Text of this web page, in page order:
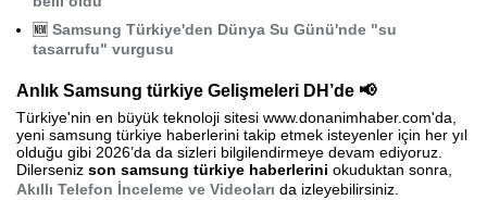
🆕 Samsung Türkiye'den Dünya Su Günü'nde "su
tasarrufu" vurgusu
Anlık Samsung türkiye Gelişmeleri DH’de 📢
Türkiye'nin en büyük teknoloji sitesi www.donanimhaber.com'da,
yeni samsung türkiye haberlerini takip etmek isteyenler için her yıl
olduğu gibi 2026’da da sizleri bilgilendirmeye devam ediyoruz.
Dilerseniz son samsung türkiye haberlerini okuduktan sonra,
Akıllı Telefon İnceleme ve Videoları da izleyebilirsiniz.